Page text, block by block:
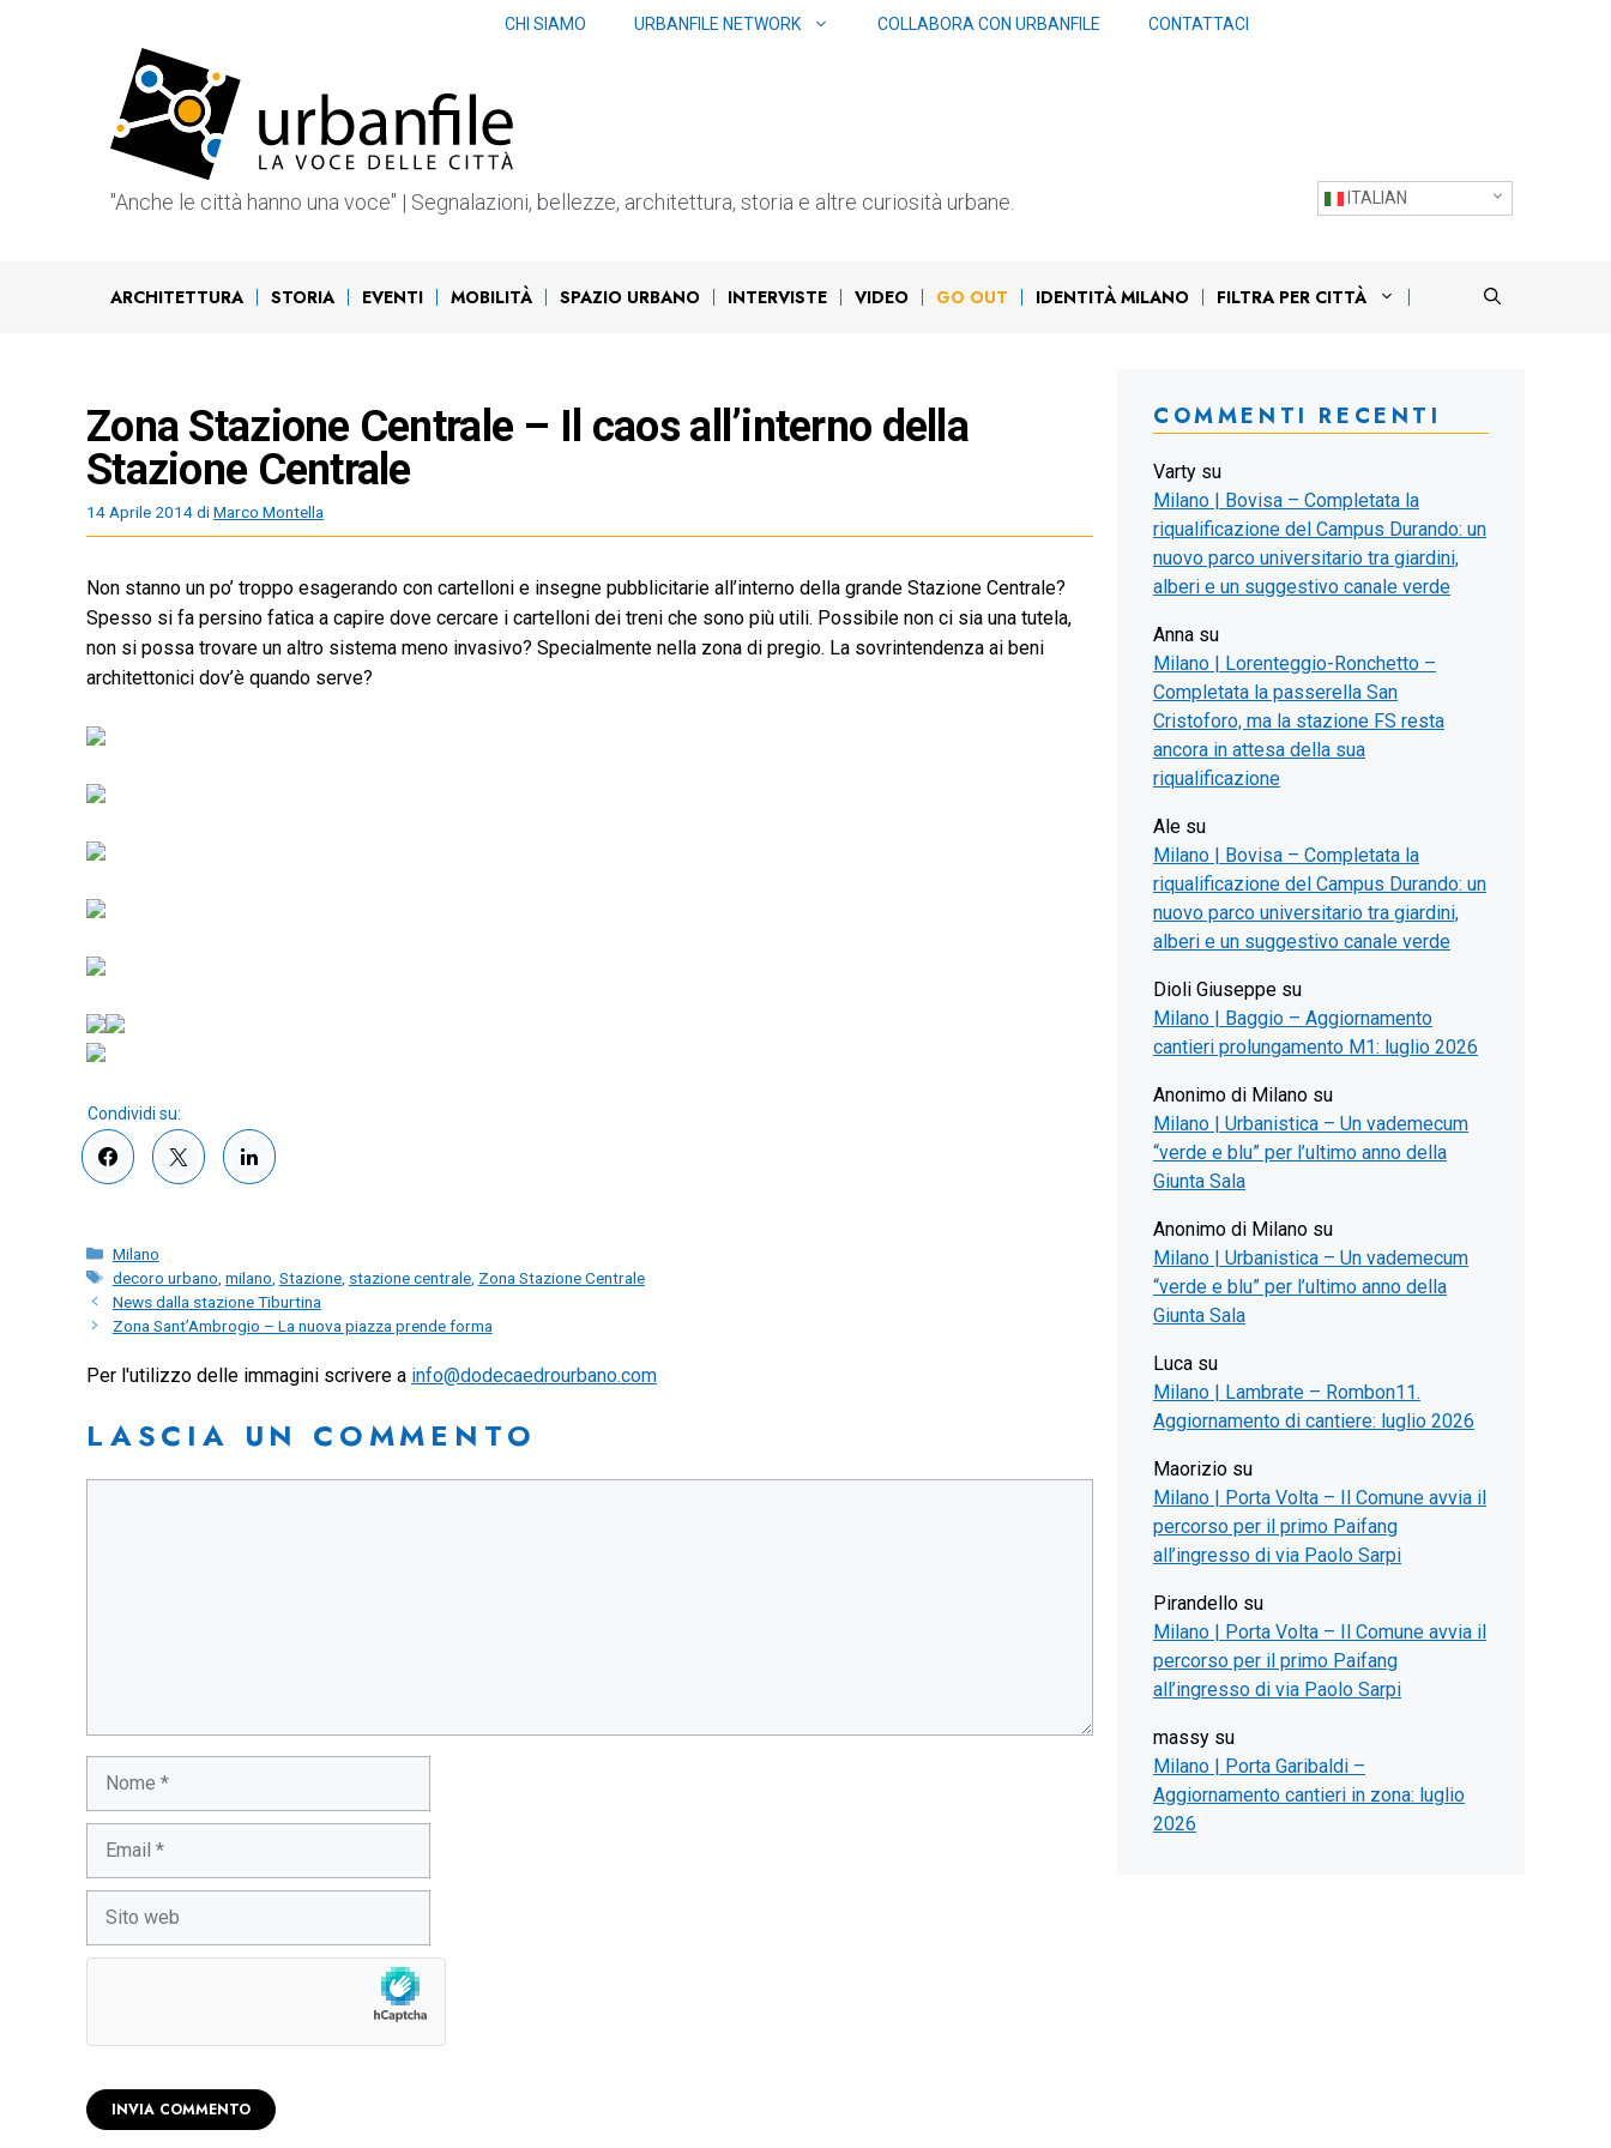
CHI SIAMO URBANFILE NETWORK COLLABORA CON URBANFILE CONTATTACI
ITALIAN
"Anche le città hanno una voce" | Segnalazioni, bellezze, architettura, storia e altre curiosità urbane.
ARCHITETTURA STORIA EVENTI MOBILITÀ SPAZIO URBANO INTERVISTE VIDEO GO OUT IDENTITÀ MILANO FILTRA PER CITTÀ
Zona Stazione Centrale – Il caos all’interno della
Stazione Centrale
14 Aprile 2014diMarco Montella
Non stanno un po’ troppo esagerando con cartelloni e insegne pubblicitarie all’interno della grande Stazione Centrale?
Spesso si fa persino fatica a capire dove cercare i cartelloni dei treni che sono più utili. Possibile non ci sia una tutela,
non si possa trovare un altro sistema meno invasivo? Specialmente nella zona di pregio. La sovrintendenza ai beni
architettonici dov’è quando serve?
Categorie
Milano
Tag
decoro urbano milano Stazione, stazione centrale, Zona Stazione Centrale
News dalla stazione Tiburtina
Zona Sant’Ambrogio – La nuova piazza prende forma
Per l'utilizzo delle immagini scrivere a info@dodecaedrourbano.com
LASCIA UN COMMENTO
web
COMMENTI RECENTI
Varty su
Milano | Bovisa – Completata la
riqualificazione del Campus Durando: un
nuovo parco universitario tra giardini,
alberi e un suggestivo canale verde
Anna su
Milano | Lorenteggio-Ronchetto –
Completata la passerella San
Cristoforo, ma la stazione FS resta
ancora in attesa della sua
riqualificazione
Ale su
Milano | Bovisa – Completata la
riqualificazione del Campus Durando: un
nuovo parco universitario tra giardini,
alberi e un suggestivo canale verde
Dioli Giuseppe su
Milano | Baggio – Aggiornamento
cantieri prolungamento M1: luglio 2026
Anonimo di Milano su
Milano | Urbanistica – Un vademecum
“verde e blu” per l’ultimo anno della
Giunta Sala
Anonimo di Milano su
Milano | Urbanistica – Un vademecum
“verde e blu” per l’ultimo anno della
Giunta Sala
Luca su
Milano | Lambrate – Rombon11.
Aggiornamento di cantiere: luglio 2026
Maorizio su
Milano | Porta Volta – Il Comune avvia il
percorso per il primo Paifang
all’ingresso di via Paolo Sarpi
Pirandello su
Milano | Porta Volta – Il Comune avvia il
percorso per il primo Paifang
all’ingresso di via Paolo Sarpi
massy su
Milano | Porta Garibaldi –
Aggiornamento cantieri in zona: luglio
2026